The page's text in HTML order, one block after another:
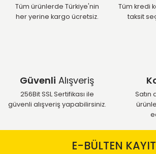
Tüm ürünlerde Türkiye'nin
her yerine kargo ücretsiz.
Tüm kredi
taksit
Güvenli Alışveriş
256Bit SSL Sertifikası ile
güvenli alışveriş yapabilirsiniz.
Satın
E-BÜLTEN KAYIT